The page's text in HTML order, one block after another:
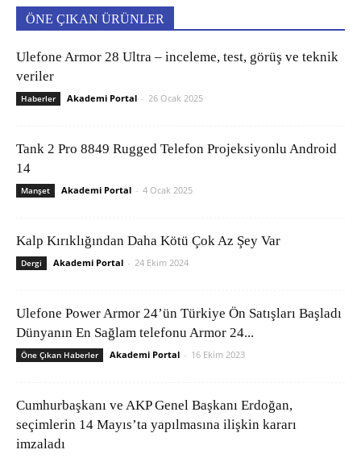
ÖNE ÇIKAN ÜRÜNLER
Ulefone Armor 28 Ultra – inceleme, test, görüş ve teknik
veriler
Haberler Akademi Portal - 26 Ocak 2025
Tank 2 Pro 8849 Rugged Telefon Projeksiyonlu Android
14
Manşet Akademi Portal - 4 Ocak 2025
Kalp Kırıklığından Daha Kötü Çok Az Şey Var
Dergi Akademi Portal - 24 Ekim 2024
Ulefone Power Armor 24’ün Türkiye Ön Satışları Başladı
Dünyanın En Sağlam telefonu Armor 24...
Öne Çıkan Haberler Akademi Portal - 16 Ekim 2023
Cumhurbaşkanı ve AKP Genel Başkanı Erdoğan,
seçimlerin 14 Mayıs’ta yapılmasına ilişkin kararı
imzaladı